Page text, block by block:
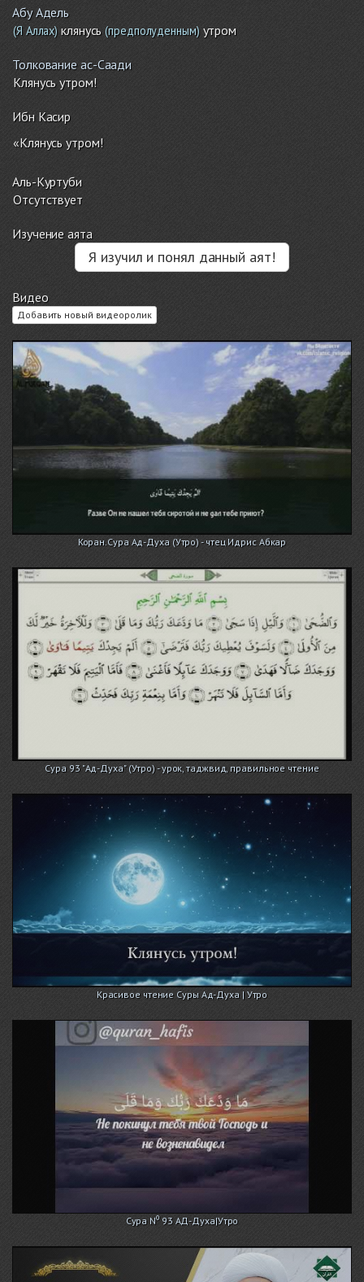
Абу Адель
(Я Аллах) клянусь (предполуденным)утром
Толкование ас-Саади
Клянусь утром!
Ибн Касир
«Клянусь утром!
Аль-Куртуби
Отсутствует
Изучение аята
Я изучил и понял данный аят!
Видео
Добавить новый видеоролик
Коран.Сура Ад-Духа (Утро) - чтец Идрис Абкар
Сура 93 "Ад-Духа" (Утро) - урок, таджвид, правильное чтение
Красивое чтение Суры Ад-Духа | Утро
Сура N⁰ 93 АД-Духа|Утро